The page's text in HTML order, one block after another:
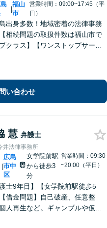
|
福山
市
営業時間：09:00~17:45（平
日）
島出身多数！地域密着の法律事務
相続問題の取扱件数は福山市で
クラス】【ワンストップサービ
相続、債務整理など、幅広い分
い合わせ
慧 弁護士
井法律事務所
|
広島
市中
区
女学院前駅
から徒歩3
分
営業時間：09:30
~20:00（平日）
護士9年目】【女学院前駅徒歩5
借金問題】自己破産、任意整
人再生など。ギャンブルや仮想